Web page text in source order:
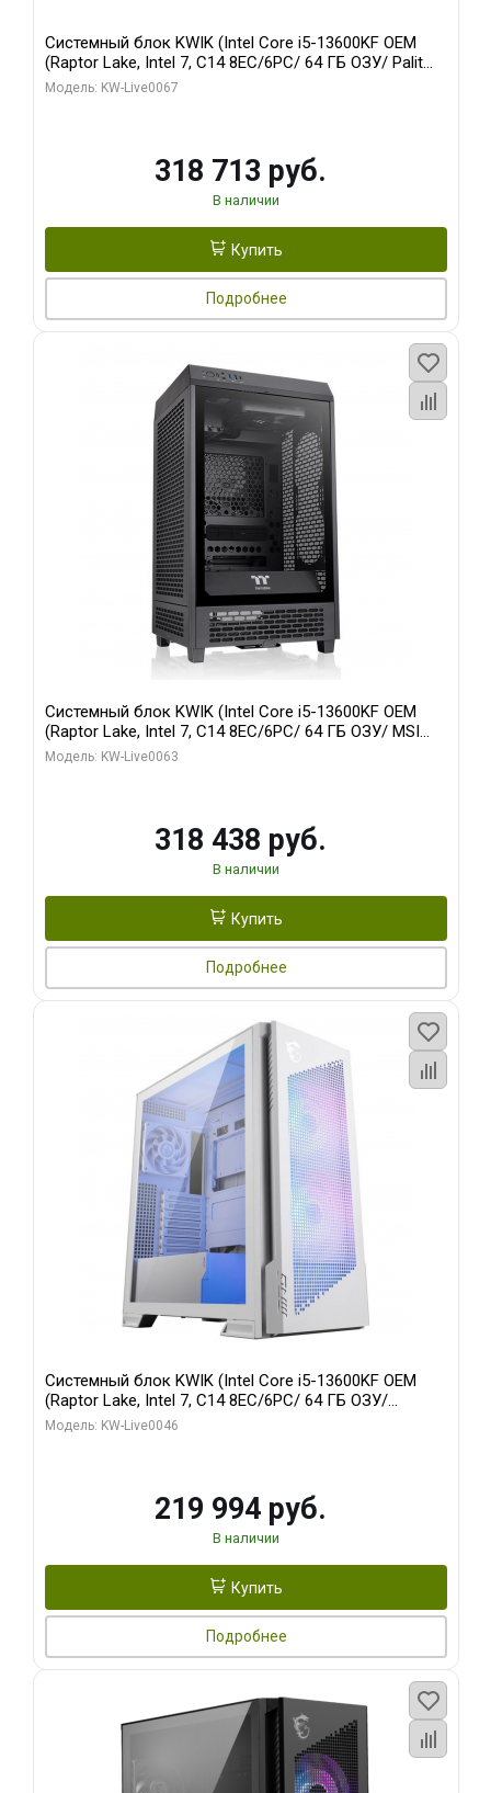
Системный блок KWIK (Intel Core i5-13600KF OEM
(Raptor Lake, Intel 7, C14 8EC/6PC/ 64 ГБ ОЗУ/ Palit
RTX5080 GAMINGPRO OC 16GB GDDR7 256bit 3xDP
Модель: KW-Live0067
318 713 руб.
В наличии
Купить
Подробнее
Системный блок KWIK (Intel Core i5-13600KF OEM
(Raptor Lake, Intel 7, C14 8EC/6PC/ 64 ГБ ОЗУ/ MSI
RTX5080 VENTUS 3X OC 16GB GDDR7 256bit 3xDP
Модель: KW-Live0063
318 438 руб.
В наличии
Купить
Подробнее
Системный блок KWIK (Intel Core i5-13600KF OEM
(Raptor Lake, Intel 7, C14 8EC/6PC/ 64 ГБ ОЗУ/
Gigabyte RTX5060Ti GAMING OC 8GB GDDR7 128bit
Модель: KW-Live0046
219 994 руб.
В наличии
Купить
Подробнее